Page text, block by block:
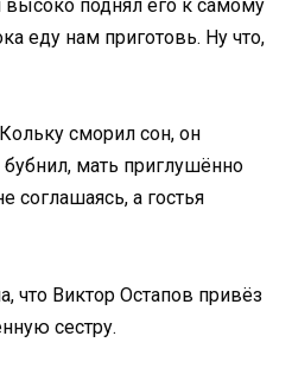
поднял его к самому
еду нам приготовь. Ну что,
сморил сон, он
мать приглушённо
соглашаясь, а гостья
что Виктор Остапов привёз
сестру.